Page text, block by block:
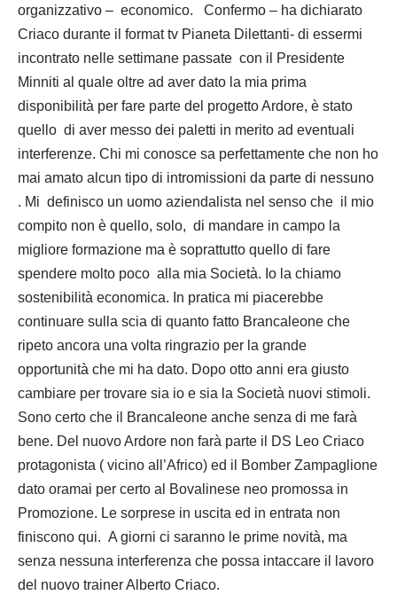
organizzativo – economico. Confermo – ha dichiarato
Criaco durante il format tv Pianeta Dilettanti- di essermi
incontrato nelle settimane passate con il Presidente
Minniti al quale oltre ad aver dato la mia prima
disponibilità per fare parte del progetto Ardore, è stato
quello di aver messo dei paletti in merito ad eventuali
interferenze. Chi mi conosce sa perfettamente che non ho
mai amato alcun tipo di intromissioni da parte di nessuno
. Mi definisco un uomo aziendalista nel senso che il mio
compito non è quello, solo, di mandare in campo la
migliore formazione ma è soprattutto quello di fare
spendere molto poco alla mia Società. Io la chiamo
sostenibilità economica. In pratica mi piacerebbe
continuare sulla scia di quanto fatto Brancaleone che
ripeto ancora una volta ringrazio per la grande
opportunità che mi ha dato. Dopo otto anni era giusto
cambiare per trovare sia io e sia la Società nuovi stimoli.
Sono certo che il Brancaleone anche senza di me farà
bene. Del nuovo Ardore non farà parte il DS Leo Criaco
protagonista ( vicino all’Africo) ed il Bomber Zampaglione
dato oramai per certo al Bovalinese neo promossa in
Promozione. Le sorprese in uscita ed in entrata non
finiscono qui. A giorni ci saranno le prime novità, ma
senza nessuna interferenza che possa intaccare il lavoro
del nuovo trainer Alberto Criaco.